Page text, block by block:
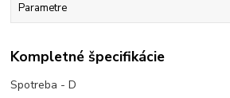
Parametre
Kompletné špecifikácie
Spotreba - D